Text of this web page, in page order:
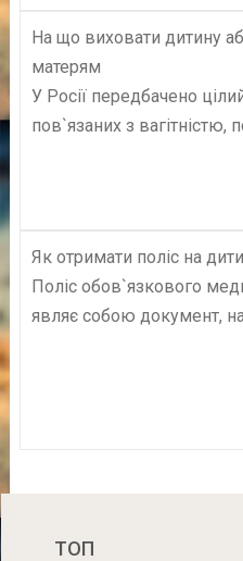
На що виховати дитину
матерям
У Росії передбачено
пов`язаних з
Як отримати поліс на
Поліс обов`язкового
являє собою документ, на
ТОП